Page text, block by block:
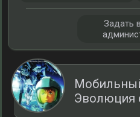
Эволюция
Задать